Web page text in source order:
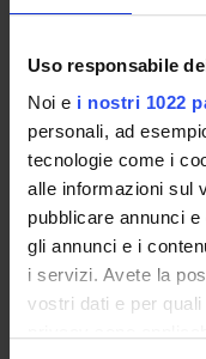
Uso responsabile
Noi e i nostri 1022
personali, ad
tecnologie come i
alle informazioni sul
pubblicare annunci
gli annunci e i
i servizi. Avete la
vostri dati e per
Conoscenze
Calendario didattico
Orario lezioni
Piani didattici
Calendario esami
Proposte tesi e stage
Organi collegiali e
Docenti